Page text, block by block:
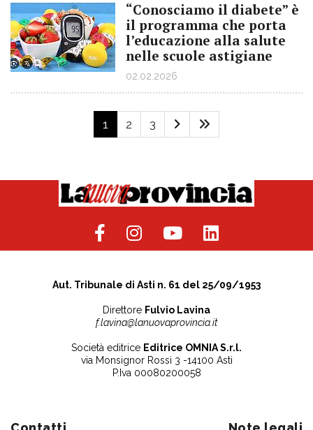
“Conosciamo il diabete” è
il programma che porta
l’educazione alla salute
nelle scuole astigiane
02.02.2026
1 2 3
Aut. Tribunale di Asti n. 61 del 25/09/1953
Direttore Fulvio Lavina
f.lavina@lanuovaprovincia.it
Società editrice Editrice OMNIA S.r.l.
via Monsignor Rossi 3 -14100 Asti
P.Iva 00080200058